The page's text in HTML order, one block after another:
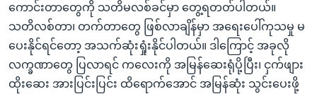
ကောင်းတာတွေကို သတိမလစ်ခင်မှာ တွေ့ရတတ်ပါတယ်။
သတိလစ်တာ၊ တက်တာတွေ ဖြစ်လာချိန်မှာ အရေးပေါ်ကုသမှု မ
ပေးနိုင်ရင်တော့ အသက်ဆုံးရှုံးနိုင်ပါတယ်။ ဒါကြောင့် အခုလို
လက္ခဏာတွေ ပြလာရင် ကလေးကို အမြန်ဆေးရုံပို့ပြီး၊ ငှက်ဖျား
ထိုးဆေး အားပြင်းပြင်း ထိရောက်အောင် အမြန်ဆုံး သွင်းပေးဖို့